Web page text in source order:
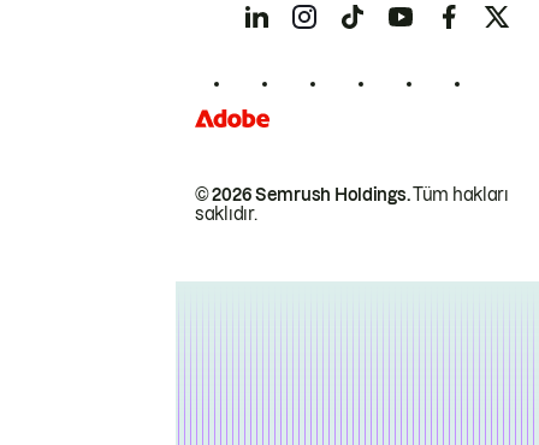
© 2026 Semrush Holdings.Tüm hakları
saklıdır.